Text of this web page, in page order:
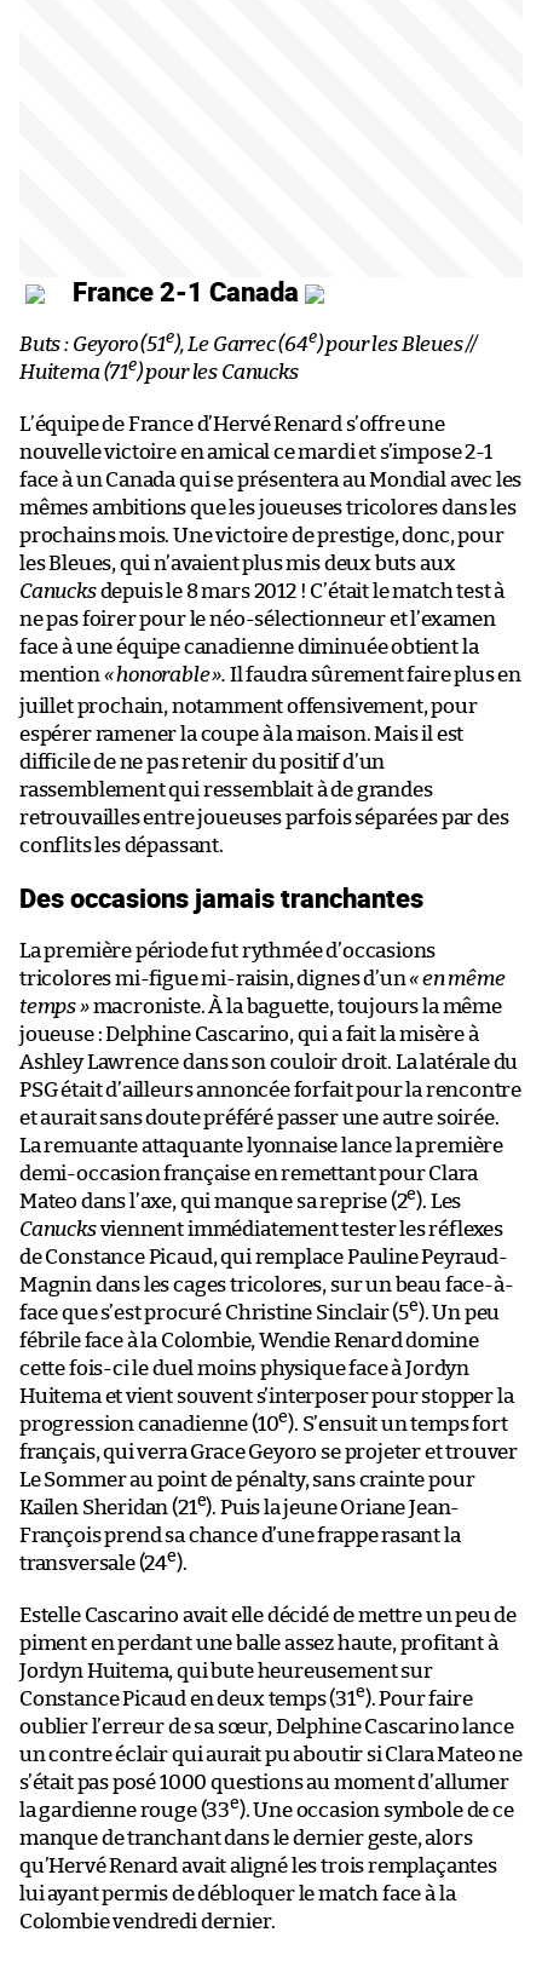
France 2-1 Canada
Buts : Geyoro (51e), Le Garrec (64e) pour les Bleues //
Huitema (71e) pour les Canucks
L’équipe de France d’Hervé Renard s’offre une
nouvelle victoire en amical ce mardi et s’impose 2-1
face à un Canada qui se présentera au Mondial avec les
mêmes ambitions que les joueuses tricolores dans les
prochains mois. Une victoire de prestige, donc, pour
les Bleues, qui n’avaient plus mis deux buts aux
Canucksdepuis le 8 mars 2012 ! C’était le match test à
ne pas foirer pour le néo-sélectionneur et l’examen
face à une équipe canadienne diminuée obtient la
mention « honorable». Il faudra sûrement faire plus en
juillet prochain, notamment offensivement, pour
espérer ramener la coupe à la maison. Mais il est
difficile de ne pas retenir du positif d’un
rassemblement qui ressemblait à de grandes
retrouvailles entre joueuses parfois séparées par des
conflits les dépassant.
Des occasions jamais tranchantes
La première période fut rythmée d’occasions
tricolores mi-figue mi-raisin, dignes d’un« en même
temps »macroniste. À la baguette, toujours la même
joueuse : Delphine Cascarino, qui a fait la misère à
Ashley Lawrence dans son couloir droit. La latérale du
PSG était d’ailleurs annoncée forfait pour la rencontre
et aurait sans doute préféré passer une autre soirée.
La remuante attaquante lyonnaise lance la première
demi-occasion française en remettant pour Clara
Mateo dans l’axe, qui manque sa reprise (2e). Les
Canucksviennent immédiatement tester les réflexes
de Constance Picaud, qui remplace Pauline Peyraud-
Magnin dans les cages tricolores, sur un beau face-à-
face que s’est procuré Christine Sinclair (5e). Un peu
fébrile face à la Colombie, Wendie Renard domine
cette fois-ci le duel moins physique face à Jordyn
Huitema et vient souvent s’interposer pour stopper la
progression canadienne (10e). S’ensuit un temps fort
français, qui verra Grace Geyoro se projeter et trouver
Le Sommer au point de pénalty, sans crainte pour
Kailen Sheridan (21e). Puis la jeune Oriane Jean-
François prend sa chance d’une frappe rasant la
transversale (24e).
Estelle Cascarino avait elle décidé de mettre un peu de
piment en perdant une balle assez haute, profitant à
Jordyn Huitema, qui bute heureusement sur
Constance Picaud en deux temps (31e). Pour faire
oublier l’erreur de sa sœur, Delphine Cascarino lance
un contre éclair qui aurait pu aboutir si Clara Mateo ne
s’était pas posé 1000 questions au moment d’allumer
la gardienne rouge (33e). Une occasion symbole de ce
manque de tranchant dans le dernier geste, alors
qu’Hervé Renard avait aligné les trois remplaçantes
lui ayant permis de débloquer le match face à la
Colombie vendredi dernier.